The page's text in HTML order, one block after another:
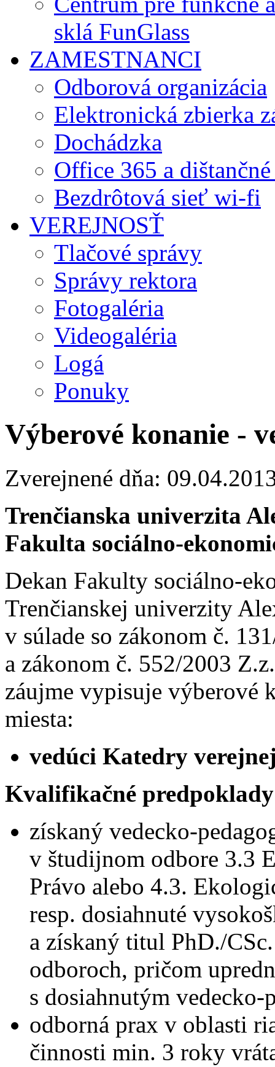
sklá FunGlass
ZAMESTNANCI
Odborová organizácia
Elektronická zbierka
Dochádzka
Office 365 a
Bezdrôtová sieť wi-fi
VEREJNOSŤ
Tlačové správy
Správy rektora
Fotogaléria
Videogaléria
Logá
Ponuky
Výberové konanie -
Zverejnené dňa:
Trenčianska univerzita
Fakulta sociálno-
Dekan Fakulty sociálno-
Trenčianskej univerzity
v súlade so zákonom č.
a zákonom č. 552/2003
záujme vypisuje výberové
miesta:
vedúci Katedry
Kvalifikačné
získaný vedecko-
v študijnom odbore 3.3
Právo alebo 4.3.
resp. dosiahnuté
a získaný titul PhD./
odboroch, pričom
s dosiahnutým
odborná prax v oblasti
činnosti min. 3 roky